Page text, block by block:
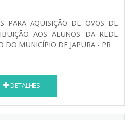
PARA AQUISIÇÃO DE OVOS DE
AOS ALUNOS DA REDE
DO MUNICÍPIO DE JAPURA - PR
DETALHES